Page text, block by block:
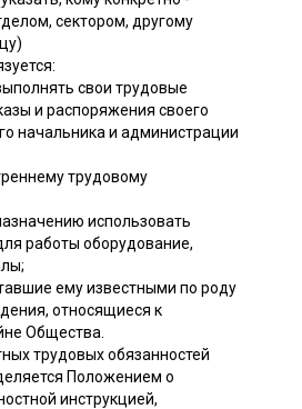
сектором, другому
свои трудовые
и распоряжения своего
начальника и администрации
трудовому
использовать
работы оборудование,
ему известными по роду
относящиеся к
Общества.
трудовых обязанностей
Положением о
инструкцией,